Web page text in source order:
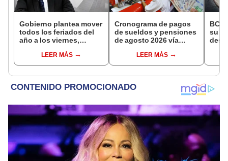
Gobierno plantea mover
todos los feriados del
año a los viernes,
Navidad y Año Nuevo
LEER MÁS
Cronograma de pagos
de sueldos y pensiones
de agosto 2026 vía
conoce las fechas de
depósito
LEER MÁS
BCR
su